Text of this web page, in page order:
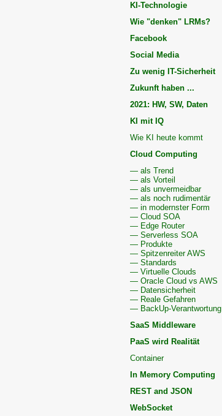
KI-Technologie
Wie "denken" LRMs?
Facebook
Social Media
Zu wenig IT-Sicherheit
Zukunft haben ...
2021: HW, SW, Daten
KI mit IQ
Wie KI heute kommt
Cloud Computing
— als Trend
— als Vorteil
— als unvermeidbar
— als noch rudimentär
— in modernster Form
— Cloud SOA
— Edge Router
— Serverless SOA
— Produkte
— Spitzenreiter AWS
— Standards
— Virtuelle Clouds
— Oracle Cloud vs AWS
— Datensicherheit
— Reale Gefahren
— BackUp-Verantwortung
SaaS Middleware
PaaS wird Realität
Container
In Memory Computing
REST and JSON
WebSocket